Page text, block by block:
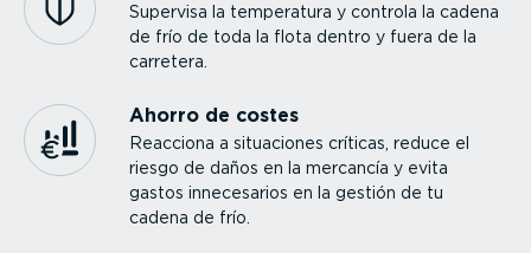
Supervisa la temperatura y controla la cadena
de frío de toda la flota dentro y fuera de la
carretera.
Ahorro de costes
Reacciona a situaciones críticas, reduce el
riesgo de daños en la mercancía y evita
gastos innece­sarios en la gestión de tu
cadena de frío.